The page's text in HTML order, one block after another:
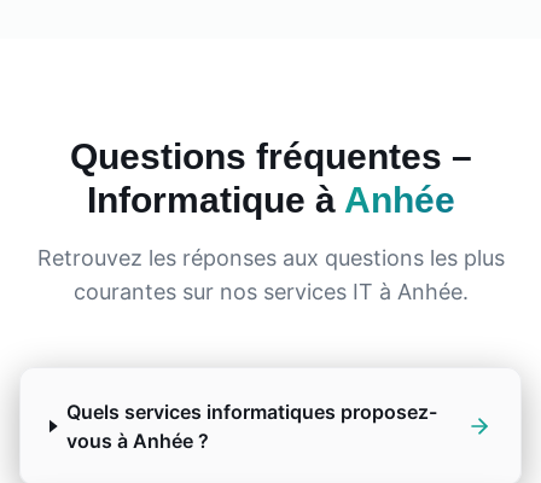
Questions fréquentes –
Informatique à Anhée
Retrouvez les réponses aux questions les plus
courantes sur nos services IT à Anhée.
Quels services informatiques proposez-
vous à Anhée ?